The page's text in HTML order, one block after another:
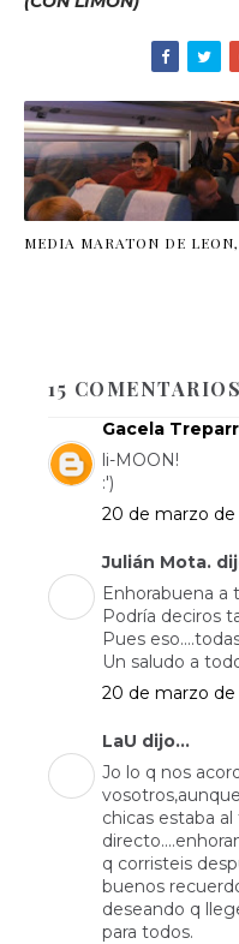
MEDIA MARATON DE LEON,
15
Gacela
li-MOON!
:')
20 de marzo de
Julián Mota.
Enhorabuena a
Podría deciros
Pues
Un saludo a
20 de marzo de
LaU dijo...
Jo lo q nos
chicas estaba
q corristeis
buenos
deseando q
para todos.